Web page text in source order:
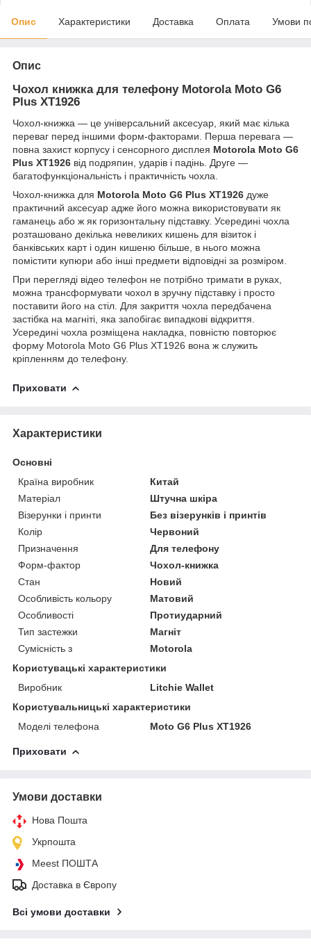
Опис Характеристики Доставка Оплата Умови
Опис
Чохол книжка для телефону Motorola Moto G6
Plus XT1926
Чохол-книжка ― це універсальний аксесуар, який має кілька
переваг перед іншими форм-факторами. Перша перевага ―
повна захист корпусу і сенсорного дисплея Motorola Moto G6
Plus XT1926 від подряпин, ударів і падінь. Друге ―
багатофункціональність і практичність чохла.
Чохол-книжка для Motorola Moto G6 Plus XT1926 дуже
практичний аксесуар адже його можна використовувати як
гаманець або ж як горизонтальну підставку. Усередині чохла
розташовано декілька невеликих кишень для візиток і
банківських карт і один кишеню більше, в нього можна
помістити купюри або інші предмети відповідні за розміром.
При перегляді відео телефон не потрібно тримати в руках,
можна трансформувати чохол в зручну підставку і просто
поставити його на стіл. Для закриття чохла передбачена
застібка на магніті, яка запобігає випадкові відкриття.
Усередині чохла розміщена накладка, повністю повторює
форму Motorola Moto G6 Plus XT1926 вона ж служить
кріпленням до телефону.
Приховати
Характеристики
Основні
Країна виробник
Китай
Матеріал
Штучна шкіра
Візерунки і принти
Без візерунків і принтів
Колір
Червоний
Призначення
Для телефону
Форм-фактор
Чохол-книжка
Стан
Новий
Особливість кольору
Матовий
Особливості
Протиударний
Тип застежки
Магніт
Сумісність з
Motorola
Користувацькi характеристики
Виробник
Litchie Wallet
Користувальницькі характеристики
Моделі телефона
Moto G6 Plus XT1926
Приховати
Умови доставки
Нова Пошта
Укрпошта
Meest ПОШТА
Доставка в Європу
Всі умови доставки